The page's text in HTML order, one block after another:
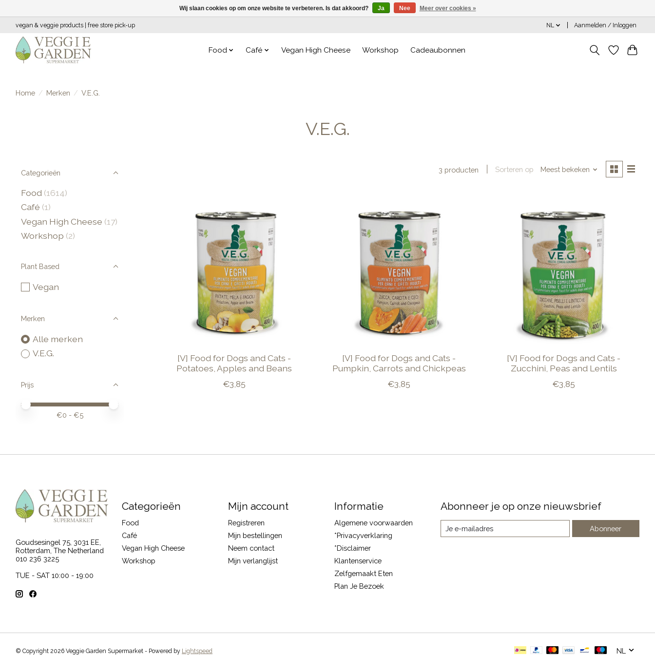
vegan & veggie products | free store pick-up NL Aanmelden / Inloggen
Food Café Vegan High Cheese Workshop Cadeaubonnen
Home / Merken / V.E.G.
V.E.G.
Categorieën
Food (1614)
Café (1)
Vegan High Cheese (17)
Workshop (2)
Plant Based
Vegan
Merken
Alle merken
V.E.G.
Prijs
Minimale prijswaarde
Price maximum value
€0 - €5
3 producten Sorteren op Meest bekeken
[V] Food for Dogs and Cats -
Potatoes, Apples and Beans
€3,85
[V] Food for Dogs and Cats -
Pumpkin, Carrots and Chickpeas
€3,85
[V] Food for Dogs and Cats -
Zucchini, Peas and Lentils
€3,85
Goudsesingel 75, 3031 EE,
Rotterdam, The Netherland
010 236 3225
TUE - SAT 10:00 - 19:00
Categorieën
Food
Café
Vegan High Cheese
Workshop
Mijn account
Registreren
Mijn bestellingen
Neem contact
Mijn verlanglijst
Informatie
Algemene voorwaarden
*Privacyverklaring
*Disclaimer
Klantenservice
Zelfgemaakt Eten
Plan Je Bezoek
Abonneer je op onze nieuwsbrief
Abonneer
© Copyright 2026 Veggie Garden Supermarket - Powered by Lightspeed NL
Wij slaan cookies op om onze website te verbeteren. Is dat akkoord? Ja Nee Meer over cookies »